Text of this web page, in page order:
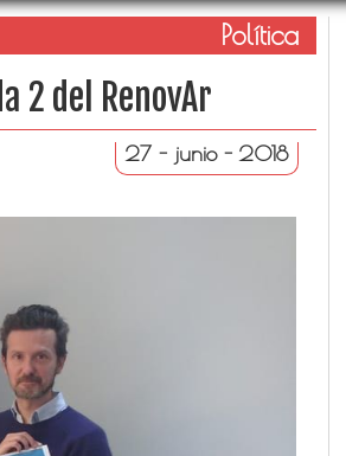
Política
2 del RenovAr
27 - junio - 2018